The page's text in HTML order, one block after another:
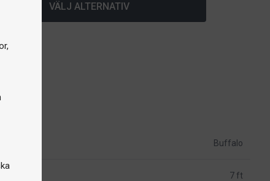
VÄLJ ALTERNATIV
Buffalo
7 ft